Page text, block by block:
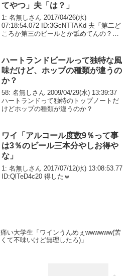
てやつ」夫「は？」
1: 名無しさん 2017/04/26(水)
07:18:54.072 ID:3GcNTTAKd 夫「第二ど
ころか第三のビールとか舐めてんの？」
んね？」夫「もういい、外で...
ハートランドビールって独特な風
味だけど、ホップの種類が違うの
か？
58: 名無しさん 2009/04/29(水) 13:39:37
ハートランドって独特のトップノートだ
けどホップの種類が違うのか？
ワイ「アルコール度数9％って事
は3％のビール三本分やしお得や
な」
1: 名無しさん 2017/07/12(水) 13:08:53.77
ID:QlTeD4c20 得したｗ
痛い大学生「ワインうんめぇwwwwww(苦
くて不味いけど無理したろ)」